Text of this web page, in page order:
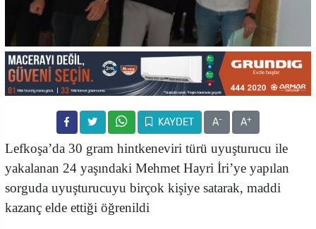
KAYDET A- A+
Lefkoşa’da 30 gram hintkeneviri türü uyuşturucu ile
yakalanan 24 yaşındaki Mehmet Hayri İri’ye yapılan
sorguda uyuşturucuyu birçok kişiye satarak, maddi
kazanç elde ettiği öğrenildi